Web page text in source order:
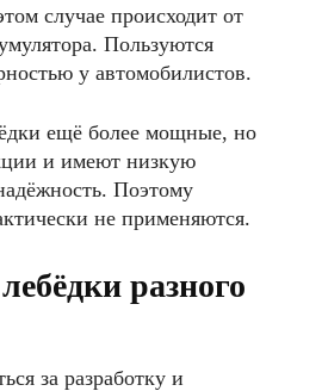
случае происходит от
Пользуются
у автомобилистов.
ещё более мощные, но
и имеют низкую
Поэтому
не применяются.
разного
за разработку и